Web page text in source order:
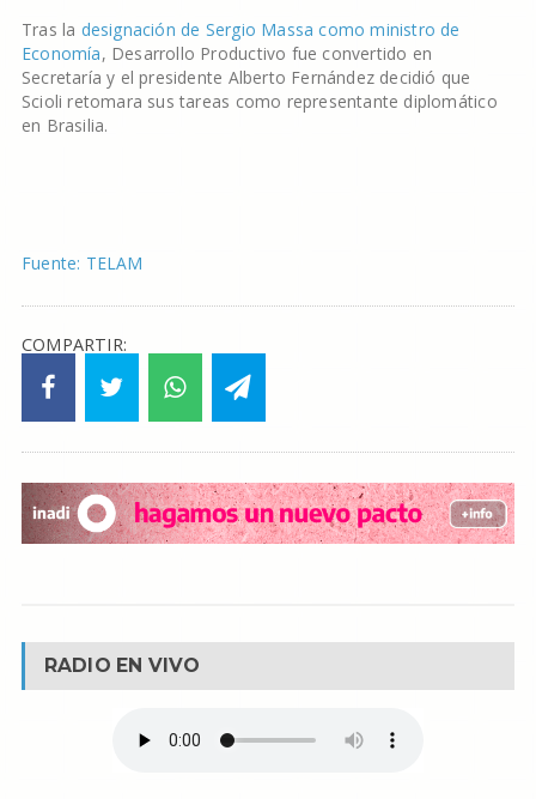
Tras la designación de Sergio Massa como ministro de
Economía, Desarrollo Productivo fue convertido en
Secretaría y el presidente Alberto Fernández decidió que
Scioli retomara sus tareas como representante diplomático
en Brasilia.
Fuente: TELAM
COMPARTIR:
RADIO EN VIVO